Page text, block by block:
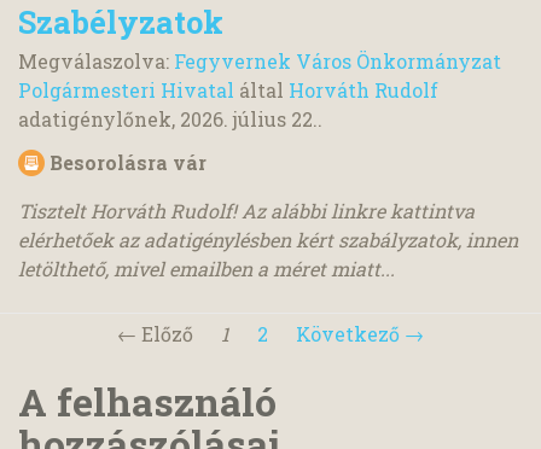
Szabélyzatok
Megválaszolva: Fegyvernek Város Önkormányzat
Polgármesteri Hivatal által Horváth Rudolf
adatigénylőnek, 2026. július 22..
Besorolásra vár
Tisztelt Horváth Rudolf! Az alábbi linkre kattintva
elérhetőek az adatigénylésben kért szabályzatok, innen
letölthető, mivel emailben a méret miatt...
← Előző 1 2 Következő →
A felhasználó